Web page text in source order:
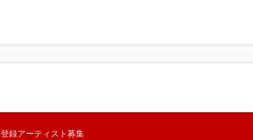
登録アーティスト募集